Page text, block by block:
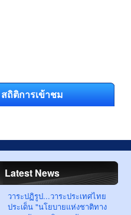
สถิติการเข้าชม
Latest News
วาระปฏิรูป...วาระประเทศไทย
ประเด็น "นโยบายแห่งชาติทาง